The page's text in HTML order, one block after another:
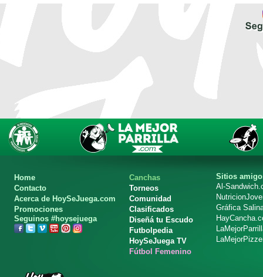
Home
Contacto
Acerca de HoySeJuega.com
Promociones
Seguinos #hoysejuega
Canchas
Torneos
Comunidad
Clasificados
Diseñá tu Escudo
Futbolpedia
HoySeJuega TV
Fútbol Femenino
Sitios
Al-
Gráfica